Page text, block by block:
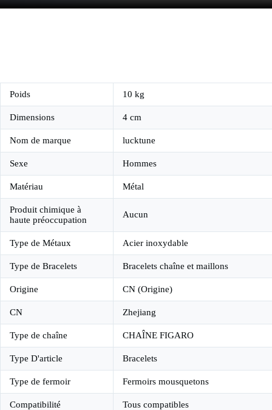
Poids 10 kg
Dimensions 4 cm
Nom de marque lucktune
Sexe Hommes
Matériau Métal
Produit chimique à
haute préoccupation
Aucun
Type de Métaux Acier inoxydable
Type de Bracelets Bracelets chaîne et maillons
Origine CN (Origine)
CN Zhejiang
Type de chaîne CHAÎNE FIGARO
Type D'article Bracelets
Type de fermoir Fermoirs mousquetons
Compatibilité Tous compatibles